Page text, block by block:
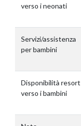
verso i neonati
Servizi/assistenza
per bambini
Disponibilità resort
verso i bambini